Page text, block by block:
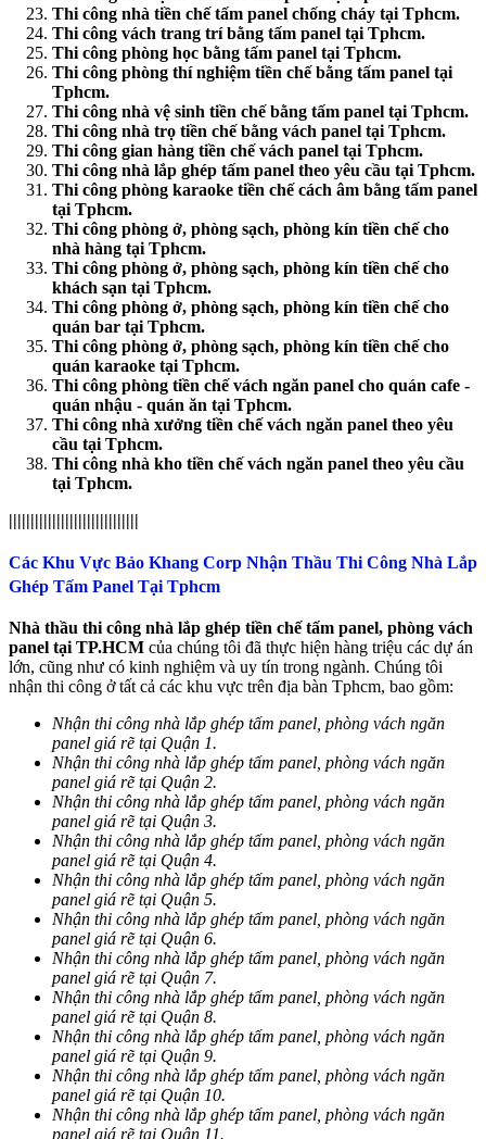
Thi công nhà tiền chế tấm panel chống cháy tại Tphcm.
Thi công vách trang trí bằng tấm panel tại Tphcm.
Thi công phòng học bằng tấm panel tại Tphcm.
Thi công phòng thí nghiệm tiền chế bằng tấm panel tại
Tphcm.
Thi công nhà vệ sinh tiền chế bằng tấm panel tại Tphcm.
Thi công nhà trọ tiền chế bằng vách panel tại Tphcm.
Thi công gian hàng tiền chế vách panel tại Tphcm.
Thi công nhà lắp ghép tấm panel theo yêu cầu tại Tphcm.
Thi công phòng karaoke tiền chế cách âm bằng tấm panel
tại Tphcm.
Thi công phòng ở, phòng sạch, phòng kín tiền chế cho
nhà hàng tại Tphcm.
Thi công phòng ở, phòng sạch, phòng kín tiền chế cho
khách sạn tại Tphcm.
Thi công phòng ở, phòng sạch, phòng kín tiền chế cho
quán bar tại Tphcm.
Thi công phòng ở, phòng sạch, phòng kín tiền chế cho
quán karaoke tại Tphcm.
Thi công phòng tiền chế vách ngăn panel cho quán cafe -
quán nhậu - quán ăn tại Tphcm.
Thi công nhà xưởng tiền chế vách ngăn panel theo yêu
cầu tại Tphcm.
Thi công nhà kho tiền chế vách ngăn panel theo yêu cầu
tại Tphcm.
||||||||||||||||||||||||||||||
Các Khu Vực Bảo Khang Corp Nhận Thầu Thi Công Nhà Lắp
Ghép Tấm Panel Tại Tphcm
Nhà thầu thi công nhà lắp ghép tiền chế tấm panel, phòng vách
panel tại TP.HCM của chúng tôi đã thực hiện hàng triệu các dự án
lớn, cũng như có kinh nghiệm và uy tín trong ngành. Chúng tôi
nhận thi công ở tất cả các khu vực trên địa bàn Tphcm, bao gồm:
Nhận thi công nhà lắp ghép tấm panel, phòng vách ngăn
panel giá rẽ tại Quận 1.
Nhận thi công nhà lắp ghép tấm panel, phòng vách ngăn
panel giá rẽ tại Quận 2.
Nhận thi công nhà lắp ghép tấm panel, phòng vách ngăn
panel giá rẽ tại Quận 3.
Nhận thi công nhà lắp ghép tấm panel, phòng vách ngăn
panel giá rẽ tại Quận 4.
Nhận thi công nhà lắp ghép tấm panel, phòng vách ngăn
panel giá rẽ tại Quận 5.
Nhận thi công nhà lắp ghép tấm panel, phòng vách ngăn
panel giá rẽ tại Quận 6.
Nhận thi công nhà lắp ghép tấm panel, phòng vách ngăn
panel giá rẽ tại Quận 7.
Nhận thi công nhà lắp ghép tấm panel, phòng vách ngăn
panel giá rẽ tại Quận 8.
Nhận thi công nhà lắp ghép tấm panel, phòng vách ngăn
panel giá rẽ tại Quận 9.
Nhận thi công nhà lắp ghép tấm panel, phòng vách ngăn
panel giá rẽ tại Quận 10.
Nhận thi công nhà lắp ghép tấm panel, phòng vách ngăn
panel giá rẽ tại Quận 11.